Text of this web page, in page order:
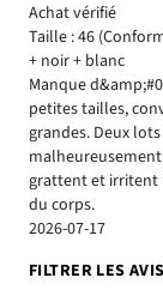
Achat vérifié
Taille : 46
+ noir + blanc
Manque
petites tailles,
grandes. Deux
grattent et irritent
du corps.
2026-07-17
FILTRER LES AVIS